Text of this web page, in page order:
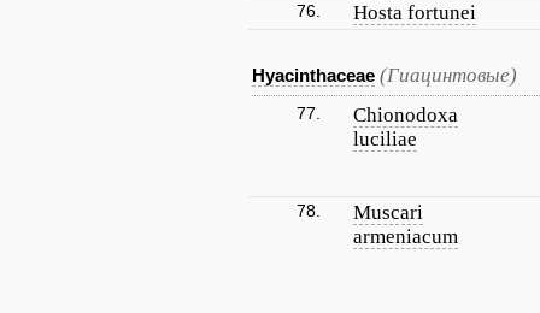
76. Hosta fortunei
Hyacinthaceae (Гиацинтовые)
77.
Chionodoxa
luciliae
78.
Muscari
armeniacum